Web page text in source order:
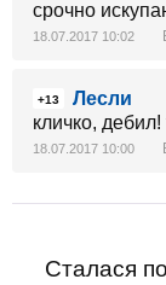
срочно
18.07.2017 10:02
+13
Лесли
кличко,
18.07.2017 10:00
Сталася